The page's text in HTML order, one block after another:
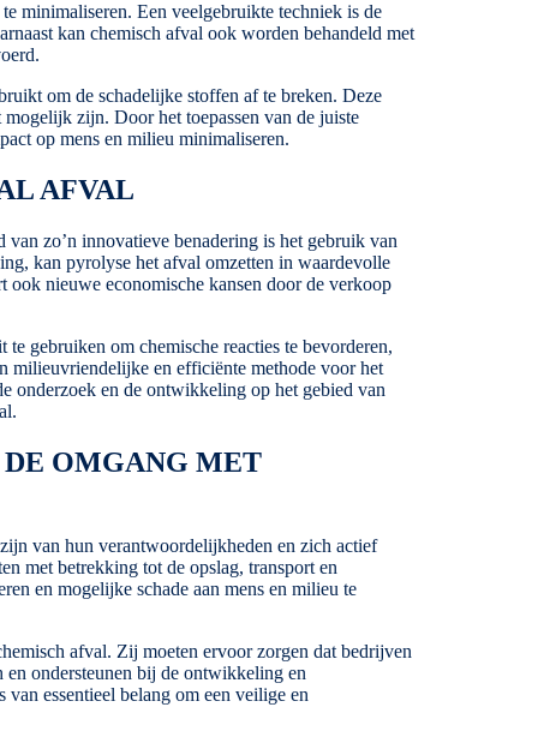
minimaliseren. Een veelgebruikte techniek is de
kan chemisch afval ook worden behandeld met
om de schadelijke stoffen af te breken. Deze
zijn. Door het toepassen van de juiste
op mens en milieu minimaliseren.
AFVAL
zo’n innovatieve benadering is het gebruik van
kan pyrolyse het afval omzetten in waardevolle
ook nieuwe economische kansen door de verkoop
gebruiken om chemische reacties te bevorderen,
milieuvriendelijke en efficiënte methode voor het
onderzoek en de ontwikkeling op het gebied van
OMGANG MET
van hun verantwoordelijkheden en zich actief
met betrekking tot de opslag, transport en
en mogelijke schade aan mens en milieu te
afval. Zij moeten ervoor zorgen dat bedrijven
en ondersteunen bij de ontwikkeling en
essentieel belang om een veilige en